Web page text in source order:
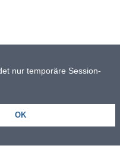
nur temporäre Session-
OK